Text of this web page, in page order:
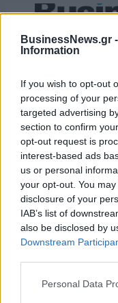
BusinessNews.gr -
Information
If you wish to opt-out
processing of your
targeted advertising
section to confirm
opt-out request is
interest-based ads
us or personal
your opt-out. You
disclosure of your
IAB’s list of
also be disclosed by
Downstream
Personal Data
Το FIAT 500 Hybrid τώρα
18.990 ευρώ
18η συνεχόμενη χρονιά
FTSE4Good
Alpha Bank: Για πρώτη